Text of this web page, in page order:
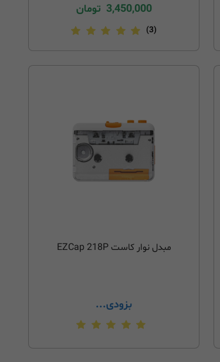
3,450,000 تومان
(3)
مبدل نوار کاست EZCap 218P
بزودی...